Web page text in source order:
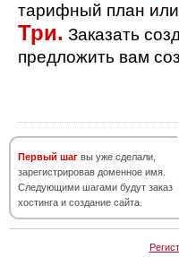
тарифный план или
Три. Заказать
предложить вам
Первый шаг вы уже сделали,
зарегистрировав доменное имя.
Следующими шагами будут заказ
хостинга и создание сайта.